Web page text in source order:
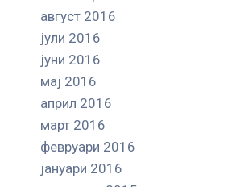
август 2016
јули 2016
јуни 2016
мај 2016
април 2016
март 2016
февруари 2016
јануари 2016